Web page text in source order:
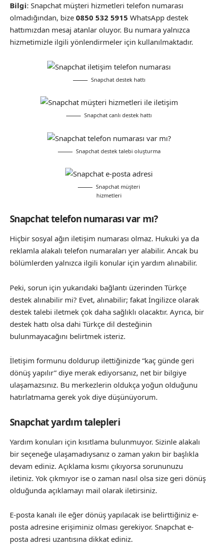
Bilgi: Snapchat müşteri hizmetleri telefon numarası
olmadığından, bize 0850 532 5915 WhatsApp destek
hattımızdan mesaj atanlar oluyor. Bu numara yalnızca
hizmetimizle ilgili yönlendirmeler için kullanılmaktadır.
Snapchat destek hattı
Snapchat canlı destek hattı
Snapchat destek talebi oluşturma
Snapchat müşteri
hizmetleri
Snapchat telefon numarası var mı?
Hiçbir sosyal ağın iletişim numarası olmaz. Hukuki ya da
reklamla alakalı telefon numaraları yer alabilir. Ancak bu
bölümlerden yalnızca ilgili konular için yardım alınabilir.
Peki, sorun için yukarıdaki bağlantı üzerinden Türkçe
destek alınabilir mi? Evet, alınabilir; fakat İngilizce olarak
destek talebi iletmek çok daha sağlıklı olacaktır. Ayrıca, bir
destek hattı olsa dahi Türkçe dil desteğinin
bulunmayacağını belirtmek isteriz.
İletişim formunu doldurup ilettiğinizde “kaç günde geri
dönüş yapılır” diye merak ediyorsanız, net bir bilgiye
ulaşamazsınız. Bu merkezlerin oldukça yoğun olduğunu
hatırlatmama gerek yok diye düşünüyorum.
Snapchat yardım talepleri
Yardım konuları için kısıtlama bulunmuyor. Sizinle alakalı
bir seçeneğe ulaşamadıysanız o zaman yakın bir başlıkla
devam ediniz. Açıklama kısmı çıkıyorsa sorununuzu
iletiniz. Yok çıkmıyor ise o zaman nasıl olsa size geri dönüş
olduğunda açıklamayı mail olarak iletirsiniz.
E-posta kanalı ile eğer dönüş yapılacak ise belirttiğiniz e-
posta adresine erişiminiz olması gerekiyor. Snapchat e-
posta adresi uzantısına dikkat ediniz.